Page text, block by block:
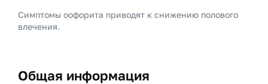
Симптомы оофорита приводят к снижению полового
влечения.
Общая информация